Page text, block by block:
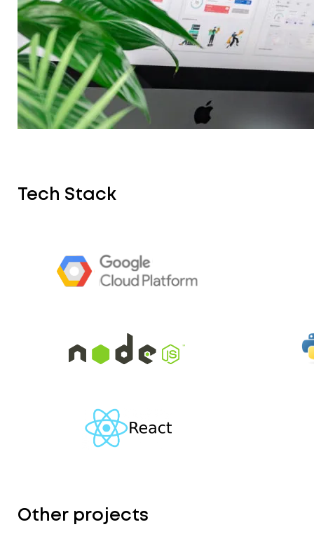
Tech Stack
Other projects